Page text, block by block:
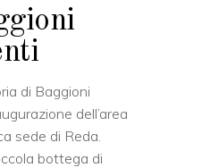
di Baggioni
dell’area
sede di Reda.
bottega di